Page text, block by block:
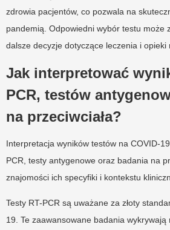
zdrowia pacjentów, co pozwala na
pandemią. Odpowiedni wybór testu może
dalsze decyzje dotyczące leczenia i opieki
Jak interpretować
PCR, testów
na przeciwciała?
Interpretacja wyników testów na COVID-
PCR, testy antygenowe oraz badania na
znajomości ich specyfiki i kontekstu
Testy RT-PCR są uważane za złoty
19. Te zaawansowane badania wykrywają